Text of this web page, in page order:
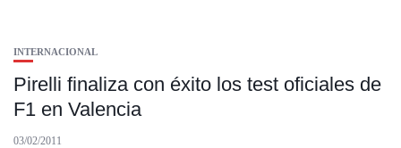
INTERNACIONAL
Pirelli finaliza con éxito los test oficiales de
F1 en Valencia
03/02/2011